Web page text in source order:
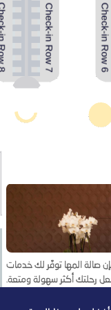
صالة المها توفّر لك خدمات
رحلتك أكثر سهولة ومتعة.